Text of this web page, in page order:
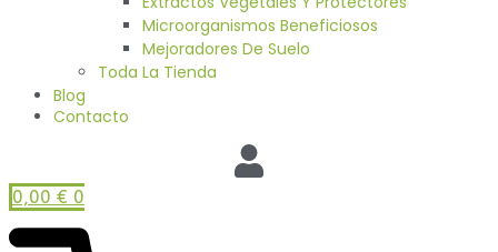
Microorganismos Beneficiosos
Mejoradores De Suelo
Toda La Tienda
Blog
Contacto
0,00 € 0